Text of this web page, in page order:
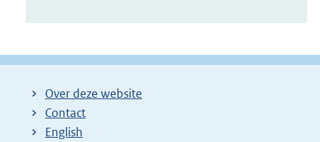
Over deze website
Contact
English